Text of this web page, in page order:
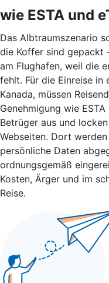
wie ESTA und
Das Albtraumszenario
die Koffer sind gepackt
am Flughafen, weil die
fehlt. Für die Einreise in
Kanada, müssen
Genehmigung wie
Betrüger aus und
Webseiten. Dort
persönliche Daten
ordnungsgemäß
Kosten, Ärger und im
Reise.